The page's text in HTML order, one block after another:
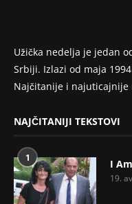
Užička nedelja je jedan
Srbiji. Izlazi od maja
Najčitanije i najuticajnije
NAJČITANIJI TEKSTOVI
1 I
19.